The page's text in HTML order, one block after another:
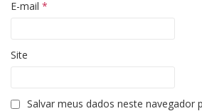
E-mail *
Site
Salvar meus dados neste navegador